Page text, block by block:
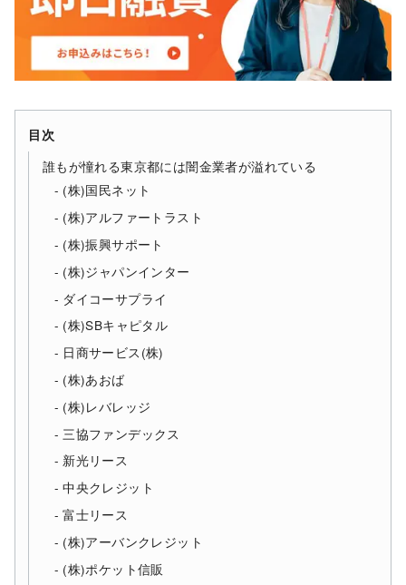
目次
誰もが憧れる東京都には闇金業者が溢れている
(株)国民ネット
(株)アルファートラスト
(株)振興サポート
(株)ジャパンインター
ダイコーサプライ
(株)SBキャピタル
日商サービス(株)
(株)あおば
(株)レバレッジ
三協ファンデックス
新光リース
中央クレジット
富士リース
(株)アーバンクレジット
(株)ポケット信販